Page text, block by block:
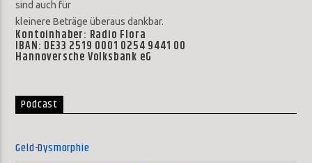
sind auch für
kleinere Beträge überaus dankbar.
Kontoinhaber: Radio Flora
IBAN: DE33 2519 0001 0254 9441 00
Hannoversche Volksbank eG
Podcast
Geld-Dysmorphie